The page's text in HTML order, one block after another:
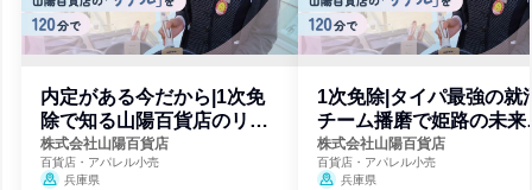
内定がある今だから|1次免
除で知る山陽百貨店のリア
ル
株式会社山陽百貨店
百貨店・アパレル小売
兵庫県
1次免除|タイパ最強の就
チーム播磨で姫路の未来
創る
株式会社山陽百貨店
百貨店・アパレル小売
兵庫県